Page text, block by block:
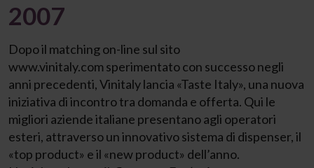
2007
Dopo il matching on-line sul sito
www.vinitaly.com sperimentato con successo negli
anni precedenti, Vinitaly lancia «Taste Italy», una nuova
iniziativa di incontro tra domanda e offerta. Qui le
migliori aziende italiane presentano agli operatori
esteri, attraverso un innovativo sistema di dispenser, il
«top product» e il «new product» dell’anno.